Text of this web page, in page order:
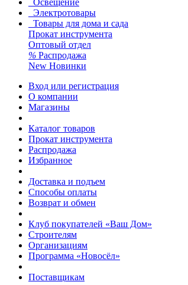
Электротовары
Товары для дома и сада
Прокат инструмента
Оптовый отдел
% Распродажа
New Новинки
Вход или регистрация
О компании
Магазины
Каталог товаров
Прокат инструмента
Распродажа
Избранное
Доставка и подъем
Способы оплаты
Возврат и обмен
Клуб покупателей «Ваш Дом»
Строителям
Организациям
Программа «Новосёл»
Поставщикам